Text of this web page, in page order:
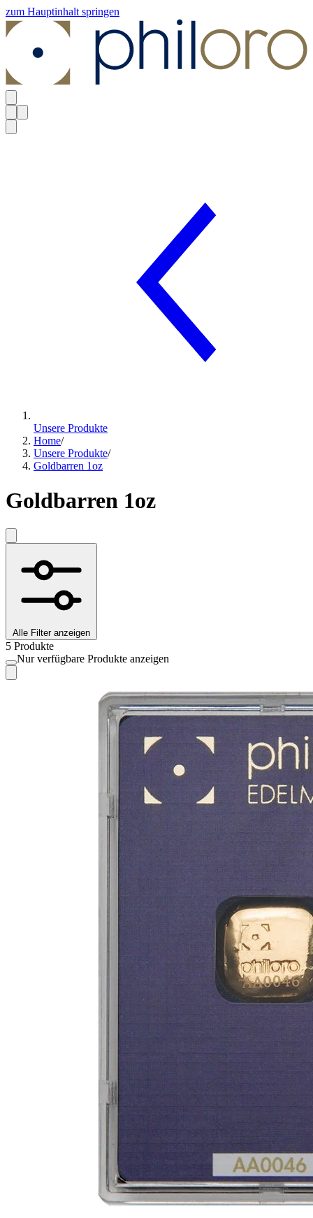
zum Hauptinhalt springen
Unsere Produkte
Home/
Unsere Produkte/
Goldbarren 1oz
Goldbarren 1oz
Alle Filter anzeigen
5 Produkte
Nur verfügbare Produkte anzeigen